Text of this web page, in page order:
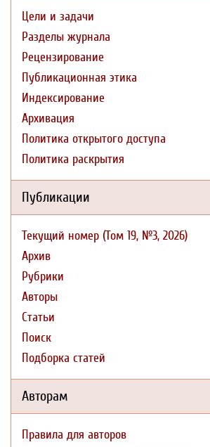
Цели и задачи
Разделы журнала
Рецензирование
Публикационная этика
Индексирование
Архивация
Политика открытого доступа
Политика раскрытия
Публикации
Текущий номер (Том 19, №3, 2026)
Архив
Рубрики
Авторы
Статьи
Поиск
Подборка статей
Авторам
Правила для авторов